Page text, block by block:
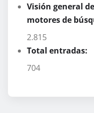
Visión general
motores de
2.815
Total entradas:
704